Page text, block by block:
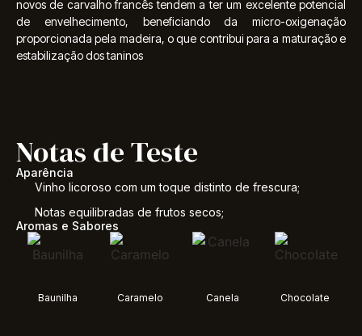
novos de carvalho francês tendem a ter um excelente potencial
de envelhecimento, beneficiando da micro-oxigenação
proporcionada pela madeira, o que contribui para a maturação e
estabilização dos taninos
Notas de Teste
Aparência
Vinho licoroso com um toque distinto de frescura;
Notas equilibradas de frutos secos;
Aromas e Sabores
Baunilha Caramelo Canela Chocolate